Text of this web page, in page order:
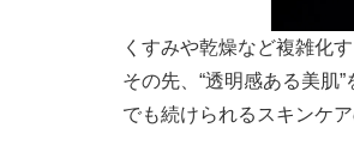
くすみや乾燥など複雑化
その先、“透明感ある美肌
でも続けられるスキンケ